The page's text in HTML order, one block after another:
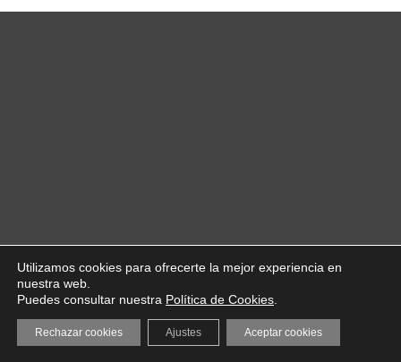
Utilizamos cookies para ofrecerte la mejor experiencia en
nuestra web.
Puedes consultar nuestra Política de Cookies
Aceptar cookies
Rechazar cookies Ajustes